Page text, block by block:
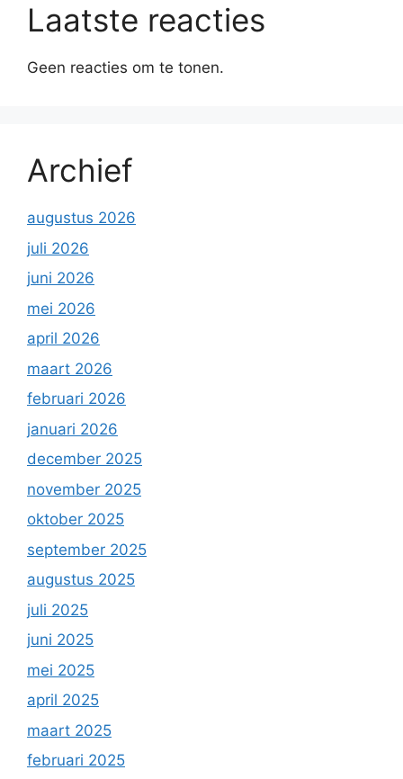
Laatste reacties
Geen reacties om te tonen.
Archief
augustus 2026
juli 2026
juni 2026
mei 2026
april 2026
maart 2026
februari 2026
januari 2026
december 2025
november 2025
oktober 2025
september 2025
augustus 2025
juli 2025
juni 2025
mei 2025
april 2025
maart 2025
februari 2025